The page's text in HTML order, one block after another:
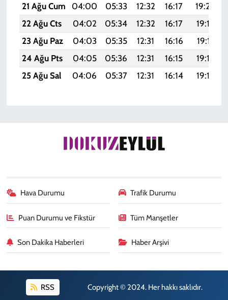
21 Ağu Cum
04:00 05:33 12:32 16:17 19:20
22 Ağu Cts
04:02 05:34 12:32 16:17 19:19
23 Ağu Paz
04:03 05:35 12:31 16:16 19:17
24 Ağu Pts
04:05 05:36 12:31 16:15 19:16
25 Ağu Sal
04:06 05:37 12:31 16:14 19:14
Hava Durumu Trafik Durumu
Puan Durumu ve Fikstür Tüm Manşetler
Son Dakika Haberleri Haber Arşivi
RSS Copyright © 2024. Her hakkı saklıdır.